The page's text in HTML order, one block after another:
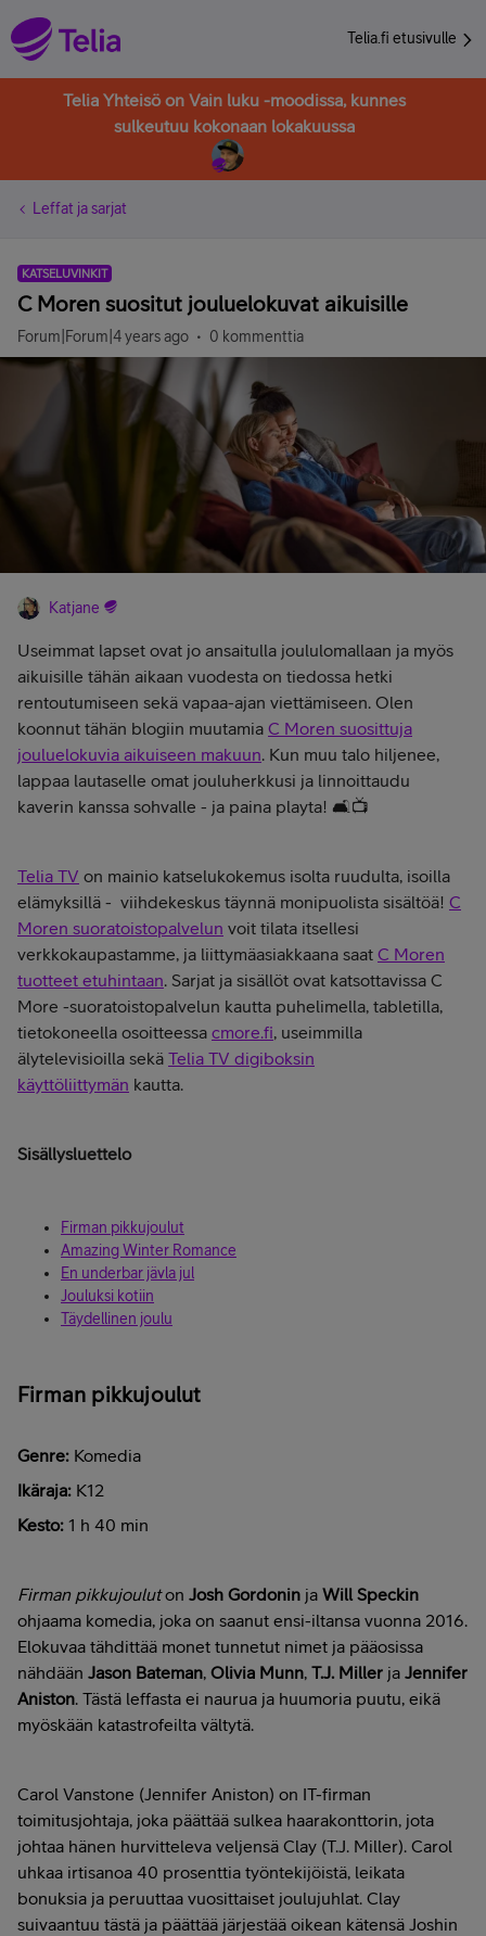
Telia.fi etusivulle
Telia Yhteisö on Vain luku -moodissa, kunnes
sulkeutuu kokonaan lokakuussa
Leffat ja sarjat
KATSELUVINKIT
C Moren suositut jouluelokuvat aikuisille
Forum|Forum|4 years ago 0 kommenttia
Katjane
Useimmat lapset ovat jo ansaitulla joululomallaan ja myös
aikuisille tähän aikaan vuodesta on tiedossa hetki
rentoutumiseen sekä vapaa-ajan viettämiseen. Olen
koonnut tähän blogiin muutamia C Moren suosittuja
jouluelokuvia aikuiseen makuun. Kun muu talo hiljenee,
lappaa lautaselle omat jouluherkkusi ja linnoittaudu
kaverin kanssa sohvalle - ja paina playta! 🛋️📺
Telia TV on mainio katselukokemus isolta ruudulta, isoilla
elämyksillä - viihdekeskus täynnä monipuolista sisältöä! C
Moren suoratoistopalvelun voit tilata itsellesi
verkkokaupastamme, ja liittymäasiakkaana saat C Moren
tuotteet etuhintaan. Sarjat ja sisällöt ovat katsottavissa C
More -suoratoistopalvelun kautta puhelimella, tabletilla,
tietokoneella osoitteessa cmore.fi, useimmilla
älytelevisioilla sekä Telia TV digiboksin
käyttöliittymän kautta.
Sisällysluettelo
Firman pikkujoulut
Amazing Winter Romance
En underbar jävla jul
Jouluksi kotiin
Täydellinen joulu
Firman pikkujoulut
Genre: Komedia
Ikäraja: K12
Kesto: 1 h 40 min
Firman pikkujouluton Josh Gordonin ja Will Speckin
ohjaama komedia, joka on saanut ensi-iltansa vuonna 2016.
Elokuvaa tähdittää monet tunnetut nimet ja pääosissa
nähdään Jason Bateman, Olivia Munn, T.J. Miller ja Jennifer
Aniston. Tästä leffasta ei naurua ja huumoria puutu, eikä
myöskään katastrofeilta vältytä.
Carol Vanstone (Jennifer Aniston) on IT-firman
toimitusjohtaja, joka päättää sulkea haarakonttorin, jota
johtaa hänen hurvitteleva veljensä Clay (T.J. Miller). Carol
uhkaa irtisanoa 40 prosenttia työntekijöistä, leikata
bonuksia ja peruuttaa vuosittaiset joulujuhlat. Clay
suivaantuu tästä ja päättää järjestää oikean kätensä Joshin